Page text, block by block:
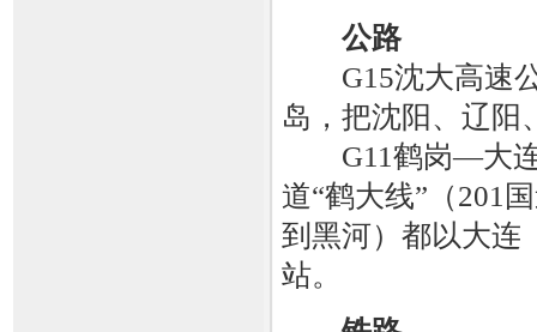
公路
G15沈大高速公
岛，把沈阳、辽阳
G11鹤岗—大连
道“鹤大线”（201
到黑河）都以大连
站。